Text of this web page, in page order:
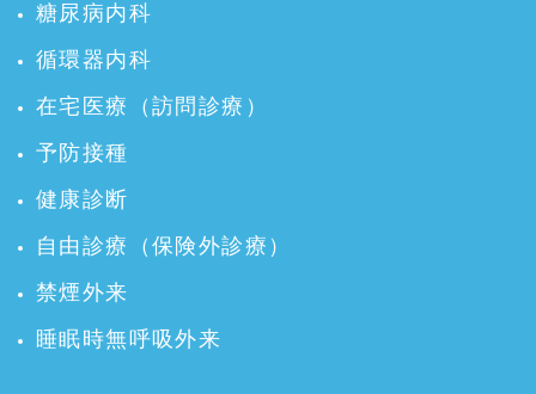
糖尿病内科
循環器内科
在宅医療（訪問診療）
予防接種
健康診断
自由診療（保険外診療）
禁煙外来
睡眠時無呼吸外来